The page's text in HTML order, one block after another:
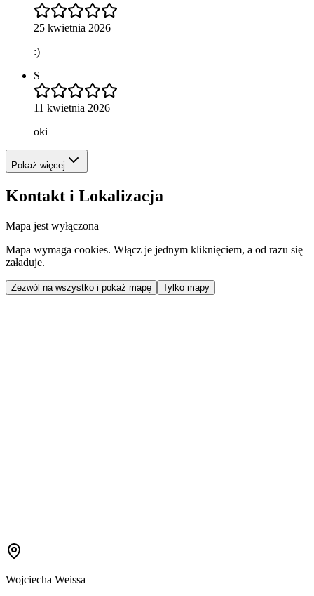
25 kwietnia 2026
:)
S
11 kwietnia 2026
oki
Pokaż więcej
Kontakt i Lokalizacja
Mapa jest wyłączona
Mapa wymaga cookies. Włącz je jednym kliknięciem, a od razu się
załaduje.
Zezwól na wszystko i pokaż mapę Tylko mapy
Wojciecha Weissa